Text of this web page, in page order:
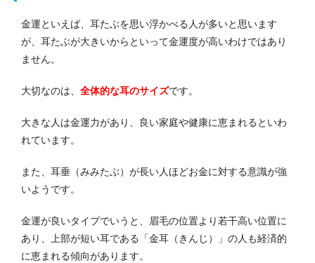
金運といえば、耳たぶを思い浮かべる人が多いと思います
が、耳たぶが大きいからといって金運度が高いわけではあり
ません。
大切なのは、 全体的な耳のサイズです。
大きな人は金運力があり、良い家庭や健康に恵まれるといわ
れています。
また、耳垂（みみたぶ）が長い人ほどお金に対する意識が強
いようです。
金運が良いタイプでいうと、眉毛の位置より若干高い位置に
あり、上部が短い耳である「金耳（きんじ）」の人も経済的
に恵まれる傾向があります。